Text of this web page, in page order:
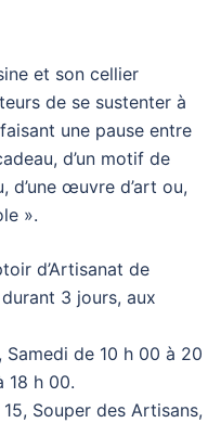
et son cellier
de se sustenter à
une pause entre
d’un motif de
d’une œuvre d’art ou,
».
d’Artisanat de
3 jours, aux
de 10 h 00 à 20
18 h 00.
Souper des Artisans,